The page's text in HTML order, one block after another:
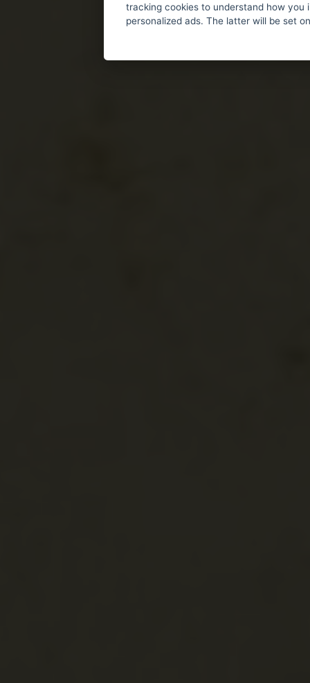
tracking cookies to understand how
personalized ads. The latter will be set